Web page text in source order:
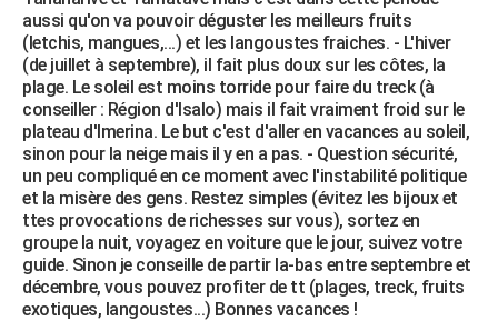
aussi qu'on va pouvoir déguster les meilleurs fruits
(letchis, mangues,...) et les langoustes fraiches. - L'hiver
(de juillet à septembre), il fait plus doux sur les côtes, la
plage. Le soleil est moins torride pour faire du treck (à
conseiller : Région d'Isalo) mais il fait vraiment froid sur le
plateau d'Imerina. Le but c'est d'aller en vacances au soleil,
sinon pour la neige mais il y en a pas. - Question sécurité,
un peu compliqué en ce moment avec l'instabilité politique
et la misère des gens. Restez simples (évitez les bijoux et
ttes provocations de richesses sur vous), sortez en
groupe la nuit, voyagez en voiture que le jour, suivez votre
guide. Sinon je conseille de partir la-bas entre septembre et
décembre, vous pouvez profiter de tt (plages, treck, fruits
exotiques, langoustes...) Bonnes vacances !